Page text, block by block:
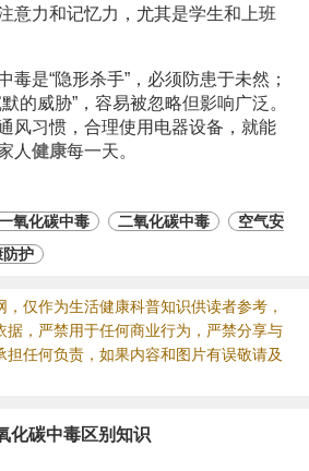
意力和记忆力，尤其是学生和上班
毒是“隐形杀手”，必须防患于未然；
的威胁”，容易被忽略但影响广泛。
风习惯，合理使用电器设备，就能
人 健康每一天。
氧化碳中毒 二氧化碳中毒
空气安
防护
仅作为生活健康科普知识供读者参考，
据，严禁用于任何商业行为，严禁分享与
担任何负责，如果内容和图片有误敬请及
化碳中毒区别知识